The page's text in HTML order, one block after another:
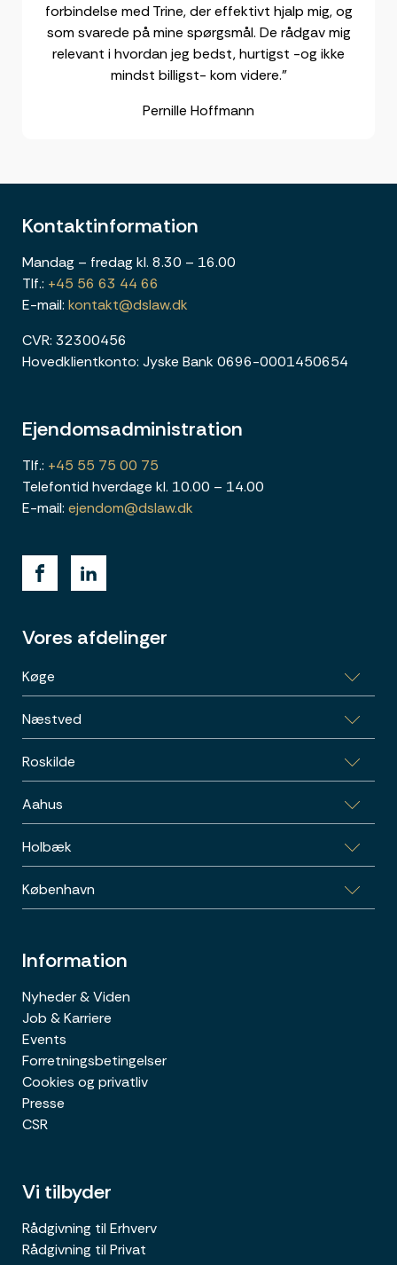
forbindelse med Trine, der effektivt hjalp mig, og
som svarede på mine spørgsmål. De rådgav mig
relevant i hvordan jeg bedst, hurtigst -og ikke
mindst billigst- kom videre.”
Pernille Hoffmann
Kontaktinformation
Mandag – fredag kl. 8.30 – 16.00
Tlf.: +45 56 63 44 66
E-mail: kontakt@dslaw.dk
CVR: 32300456
Hovedklientkonto: Jyske Bank 0696-0001450654
Ejendomsadministration
Tlf.: +45 55 75 00 75
Telefontid hverdage kl. 10.00 – 14.00
E-mail: ejendom@dslaw.dk
Vores afdelinger
Køge
Bag Haverne 32, 4600 Køge
Næstved
Garnisonsvej 2, 4700 Næstved
Roskilde
Skomagergade 15, 3, 4000 Roskilde
Aahus
Vestre Ringgade 26-28, 1.sal, 8000 Aarhus C
Holbæk
Sports Allé 5B, 1.th., 4300 Holbæk
København
Information
Nyheder & Viden
Job & Karriere
Events
Forretningsbetingelser
Cookies og privatliv
Presse
CSR
Vi tilbyder
Rådgivning til Erhverv
Rådgivning til Privat